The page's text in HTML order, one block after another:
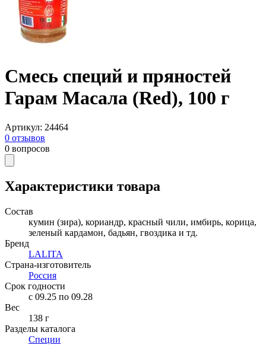
Смесь специй и пряностей
Гарам Масала (Red), 100 г
Артикул: 24464
0 отзывов
0 вопросов
Характеристики товара
Состав
кумин (зира), кориандр, красный чили, имбирь, корица,
зеленый кардамон, бадьян, гвоздика и тд.
Бренд
LALITA
Страна-изготовитель
Россия
Срок годности
c 09.25 по 09.28
Вес
138 г
Разделы каталога
Специи